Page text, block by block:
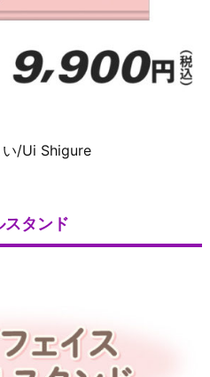
/Ui Shigure
スタンド